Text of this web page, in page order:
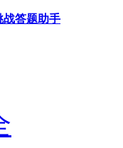
战答题助手